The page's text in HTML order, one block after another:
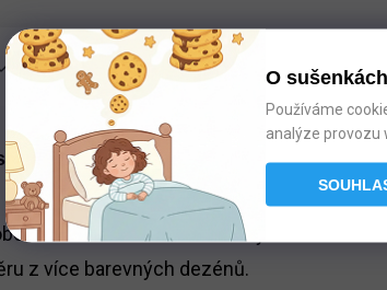
O
Používáme
analýze provozu
Diskuze (1)
z laminované dřevotřísky.
z více barevných dezénů.